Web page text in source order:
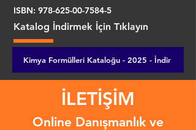
ISBN: 978-625-00-7584-5
Katalog İndirmek İçin Tıklayın
Kimya Formülleri Kataloğu - 2025 - İndir
İLETİŞİM
Online Danışmanlık ve